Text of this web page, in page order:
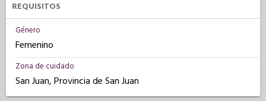
REQUISITOS
Género
Femenino
Zona de cuidado
San Juan, Provincia de San Juan